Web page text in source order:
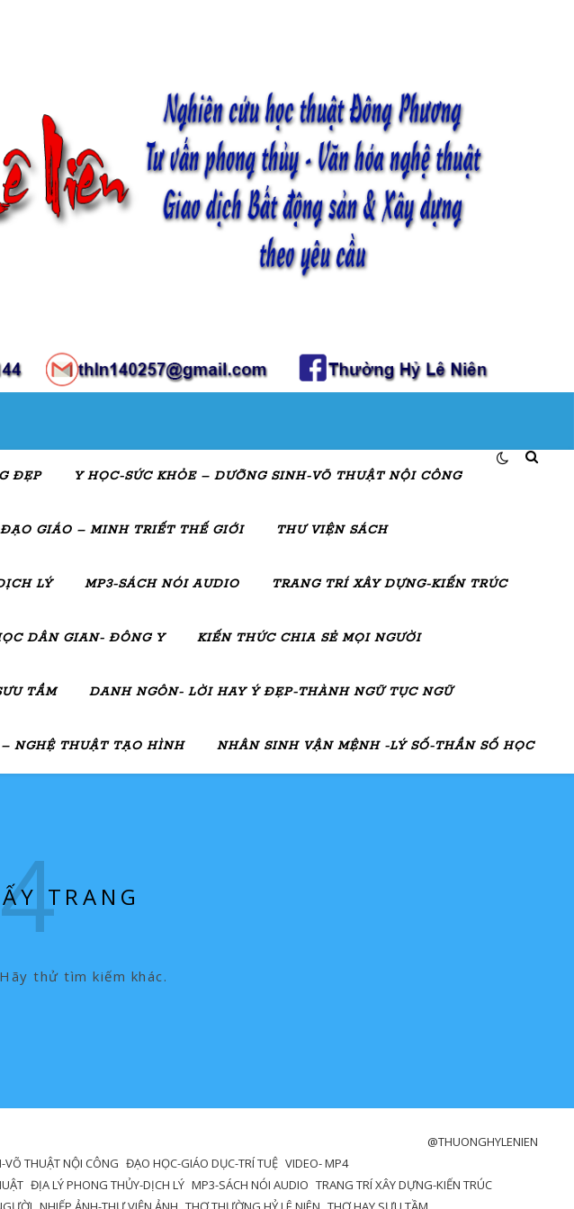
ĐẸP Y HỌC-SỨC KHỎE – DƯỠNG SINH-VÕ THUẬT NỘI CÔNG
GIÁO – MINH TRIẾT THẾ GIỚI THƯ VIỆN SÁCH
LÝ MP3-SÁCH NÓI AUDIO TRANG TRÍ XÂY DỰNG-KIẾN TRÚC
DÂN GIAN- ĐÔNG Y KIẾN THỨC CHIA SẺ MỌI NGƯỜI
TẦM DANH NGÔN- LỜI HAY Ý ĐẸP-THÀNH NGỮ TỤC NGỮ
NGHỆ THUẬT TẠO HÌNH NHÂN SINH VẬN MỆNH -LÝ SỐ-THẦN SỐ HỌC
TRANG
thử tìm kiếm khác.
@THUONGHYLENIEN
THUẬT NỘI CÔNG ĐẠO HỌC-GIÁO DỤC-TRÍ TUỆ VIDEO- MP4
ĐỊA LÝ PHONG THỦY-DỊCH LÝ MP3-SÁCH NÓI AUDIO TRANG TRÍ XÂY DỰNG-KIẾN TRÚC